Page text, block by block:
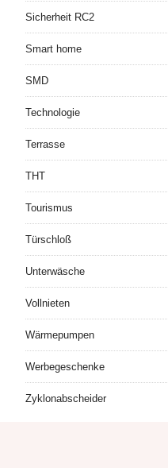
Sicherheit RC2
Smart home
SMD
Technologie
Terrasse
THT
Tourismus
Türschloß
Unterwäsche
Vollnieten
Wärmepumpen
Werbegeschenke
Zyklonabscheider